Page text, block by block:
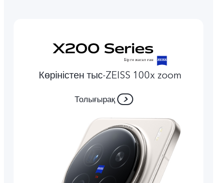
Көріністен тыс-ZEISS 100x zoom
Толығырақ